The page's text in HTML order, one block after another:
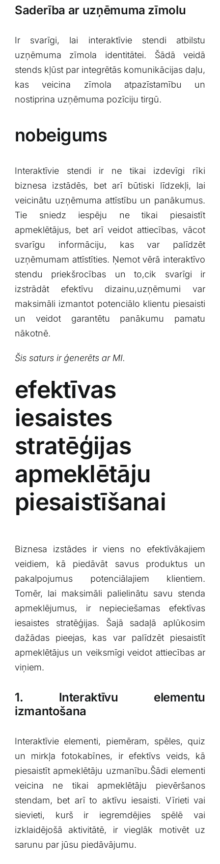
Saderība ar uzņēmuma zīmolu
Ir svarīgi, lai ‍interaktīvie stendi⁣ atbilstu
uzņēmuma zīmola⁣ identitātei. Šādā veidā
stends kļūst par integrētās ​komunikācijas daļu,
kas veicina zīmola atpazīstamību un
nostiprina uzņēmuma pozīciju tirgū.
nobeigums
Interaktīvie stendi ir ne ⁤tikai izdevīgi rīki
biznesa izstādēs, bet arī⁣ būtiski līdzekļi, lai
⁣veicinātu uzņēmuma attīstību un panākumus.
Tie sniedz iespēju​ ne tikai piesaistīt
apmeklētājus, bet arī veidot⁤ attiecības, vācot
svarīgu informāciju, kas var ‌palīdzēt
uzņēmumam attīstīties. Ņemot vērā interaktīvo
stendu priekšrocības un to,cik svarīgi ir
izstrādāt efektīvu dizainu,uzņēmumi var
maksimāli izmantot potenciālo klientu piesaisti
un veidot garantētu panākumu pamatu
nākotnē.
Šis saturs ir ģenerēts ar MI.
efektīvas
iesaistes
‍stratēģijas
apmeklētāju
piesaistīšanai
Biznesa izstādes ​ir viens no efektīvākajiem
veidiem, kā piedāvāt savus produktus un
pakalpojumus potenciālajiem klientiem.
Tomēr, ⁤lai maksimāli ​palielinātu savu stenda
apmeklējumus, ir nepieciešamas efektīvas
⁢iesaistes stratēģijas. Šajā sadaļā aplūkosim
dažādas pieejas, kas var palīdzēt piesaistīt
apmeklētājus un veiksmīgi veidot attiecības ar
viņiem.
1. Interaktīvu elementu
izmantošana
Interaktīvie elementi, piemēram, spēles, quiz
un mirkļa fotokabīnes, ir efektīvs veids, kā
piesaistīt apmeklētāju uzmanību.Šādi elementi
veicina ‌ne tikai apmeklētāju pievēršanos
stendam, bet arī to ‍aktīvu iesaisti. Vīrieti vai
sievieti, kurš ir ⁢iegremdējies spēlē vai​
izklaidējošā aktivitātē, ir vieglāk motivēt uz
sarunu par jūsu piedāvājumu.